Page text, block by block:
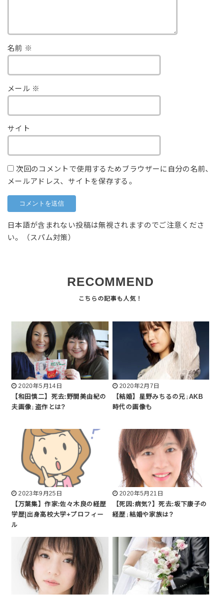
名前 ※
メール ※
サイト
次回のコメントで使用するためブラウザーに自分の名前、
メールアドレス、サイトを保存する。
日本語が含まれない投稿は無視されますのでご注意くださ
い。（スパム対策）
RECOMMEND
2020年5月14日
【和田慎二】死去:野間美由紀の
夫画像↓盗作とは?
2020年2月7日
【結婚】星野みちるの兄↓AKB
時代の画像も
2023年9月25日
【万葉集】作家:佐々木良の経歴
学歴|出身高校大学+プロフィー
ル
2020年5月21日
【死因:病気?】死去:坂下康子の
経歴↓結婚や家族は?